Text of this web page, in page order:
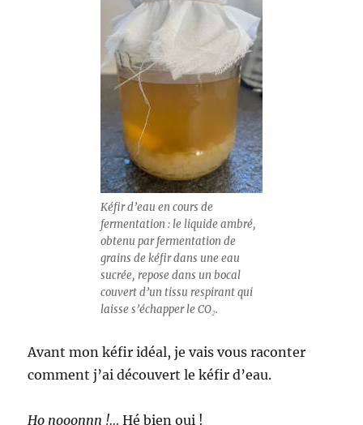
Kéfir d’eau en cours de
fermentation : le liquide ambré,
obtenu par fermentation de
grains de kéfir dans une eau
sucrée, repose dans un bocal
couvert d’un tissu respirant qui
laisse s’échapper le CO₂.
Avant mon kéfir idéal, je vais vous raconter
comment j’ai découvert le kéfir d’eau.
Ho nooonnn !… Hé bien oui !